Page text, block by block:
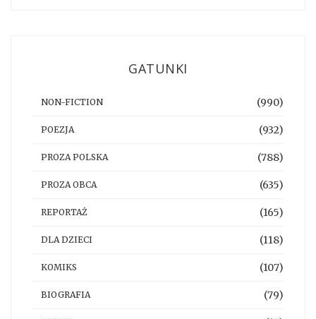
GATUNKI
NON-FICTION (990)
POEZJA (932)
PROZA POLSKA (788)
PROZA OBCA (635)
REPORTAŻ (165)
DLA DZIECI (118)
KOMIKS (107)
BIOGRAFIA (79)